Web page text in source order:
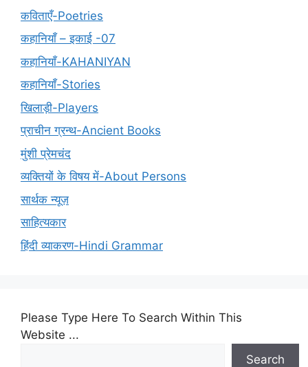
कविताएँ-Poetries
कहानियाँ – इकाई -07
कहानियाँ-KAHANIYAN
कहानियाँ-Stories
खिलाड़ी-Players
प्राचीन ग्रन्थ-Ancient Books
मुंशी प्रेमचंद
व्यक्तियों के विषय में-About Persons
सार्थक न्यूज़
साहित्यकार
हिंदी व्याकरण-Hindi Grammar
Please Type Here To Search Within This
Website ...
Search